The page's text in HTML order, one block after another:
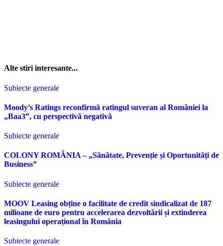
Alte stiri interesante...
Subiecte generale
Moody’s Ratings reconfirmã ratingul suveran al României la
„Baa3”, cu perspectivã negativã
Subiecte generale
COLONY ROMÂNIA – „Sănătate, Prevenție și Oportunități de
Business”
Subiecte generale
MOOV Leasing obține o facilitate de credit sindicalizat de 187
milioane de euro pentru accelerarea dezvoltării și extinderea
leasingului operațional în România
Subiecte generale